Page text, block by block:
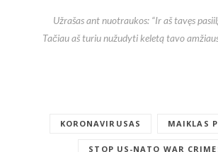
Užrašas ant nuotraukos: “Ir aš tavęs
Tačiau aš turiu nužudyti keletą tavo
KORONAVIRUSAS MAIKLAS
STOP US-NATO WAR